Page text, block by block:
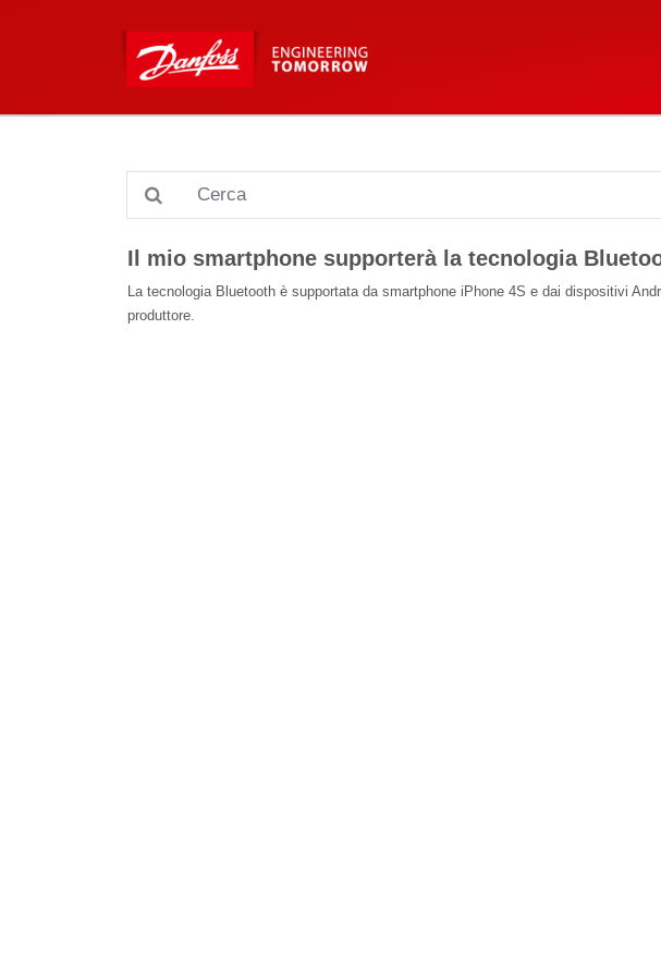
Il mio smartphone supporterà la tecnologia
La tecnologia Bluetooth è supportata da smartphone iPhone 4S e dai dispositivi
produttore.